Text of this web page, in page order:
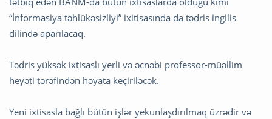
“İnformasiya təhlükəsizliyi” ixitisasında da tədris ingilis
dilində aparılacaq.
Tədris yüksək ixtisaslı yerli və əcnəbi professor-müəllim
heyəti tərəfindən həyata keçiriləcək.
Yeni ixtisasla bağlı bütün işlər yekunlaşdırılmaq üzrədir və